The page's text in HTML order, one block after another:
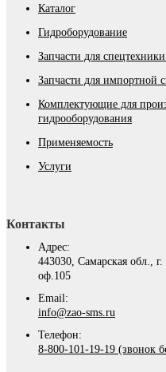
Каталог
Гидроборудование
Запчасти для
Запчасти для импортной
Комплектующие для
гидрооборудования
Применяемость
Услуги
Контакты
Адрес:
443030, Самарская обл.,
оф.105
Email:
info@zao-sms.ru
Телефон:
8-800-101-19-19 (звонок